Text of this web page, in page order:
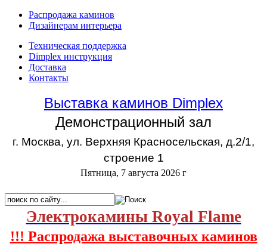
Распродажа каминов
Дизайнерам интерьера
Техническая поддержка
Dimplex инструкция
Доставка
Контакты
Выставка каминов Dimplex
Демонстрационный зал
г. Москва, ул. Верхняя Красносельская, д.2/1,
строение 1
Пятница, 7 августа 2026 г
Электрокамины Royal Flame
!!! Распродажа выставочных каминов